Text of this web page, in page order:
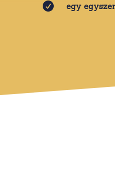
 egy